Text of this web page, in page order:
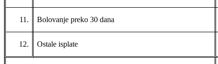
11. Bolovanje preko 30 dana
12. Ostale isplate